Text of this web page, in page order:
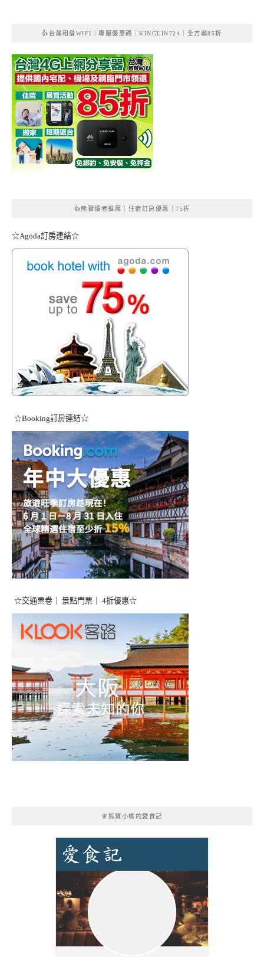
👍台灣租借WIFI｜專屬優惠碼｜KINGLIN724｜全方案85折
👍熊寶讀者推薦｜住宿訂房優惠｜75折
☆Agoda訂房連結☆
☆Booking訂房連結☆
☆交通票卷｜ 景點門票｜ 4折優惠☆
🧚熊寶小榆的愛食記